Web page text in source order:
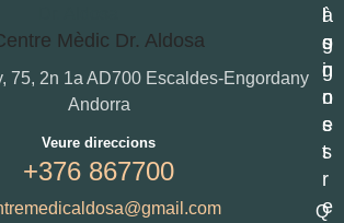
Mèdic Dr. Aldosa
75, 2n 1a AD700 Escaldes-Engordany
Andorra
Veure direccions
+376 867700
à
g
i
n
e
s
Q
l
s
n
o
s
t
r
e
l
o
g